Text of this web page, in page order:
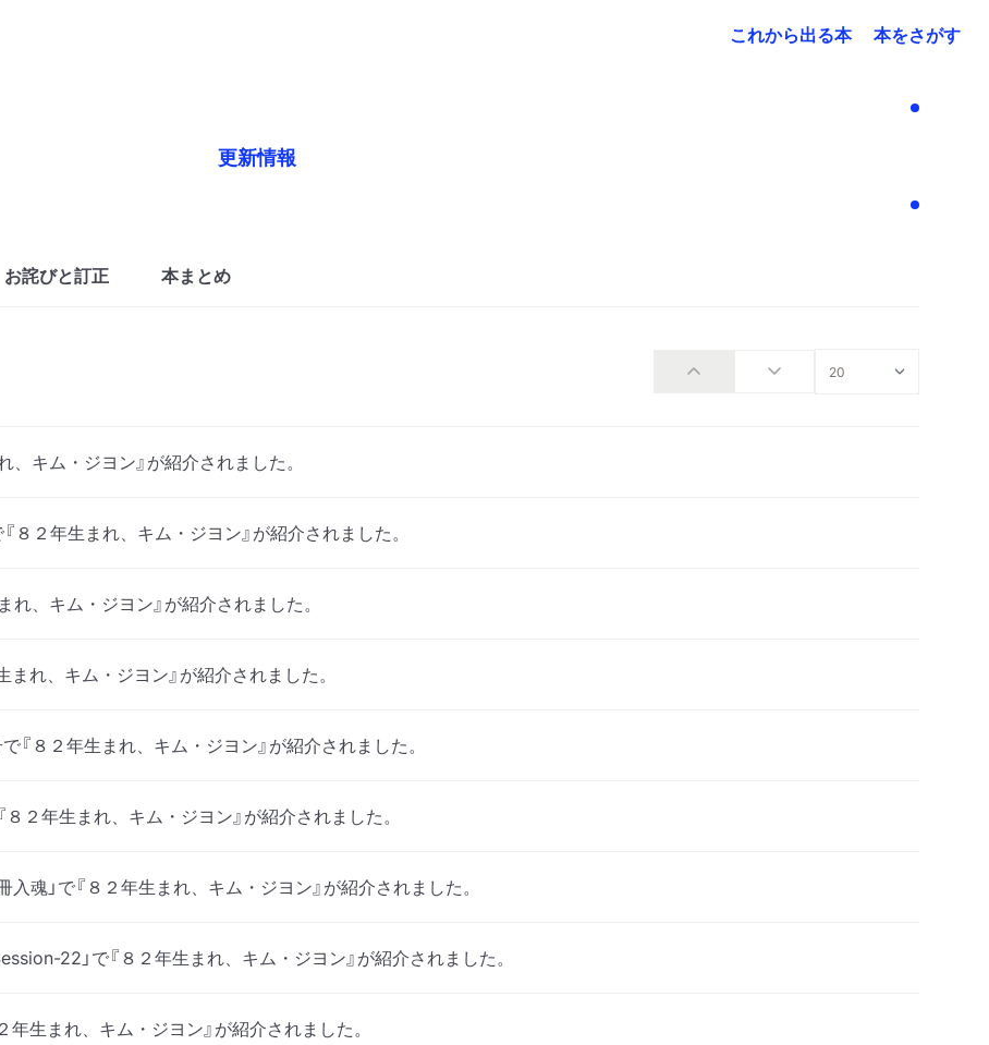
これから出る本 本をさがす
更新情報
お詫びと訂正 本まとめ
、キム・ジヨン』が紹介されました。
『８２年生まれ、キム・ジヨン』が紹介されました。
れ、キム・ジヨン』が紹介されました。
れ、キム・ジヨン』が紹介されました。
『８２年生まれ、キム・ジヨン』が紹介されました。
８２年生まれ、キム・ジヨン』が紹介されました。
入魂」で『８２年生まれ、キム・ジヨン』が紹介されました。
22」で『８２年生まれ、キム・ジヨン』が紹介されました。
年生まれ、キム・ジヨン』が紹介されました。